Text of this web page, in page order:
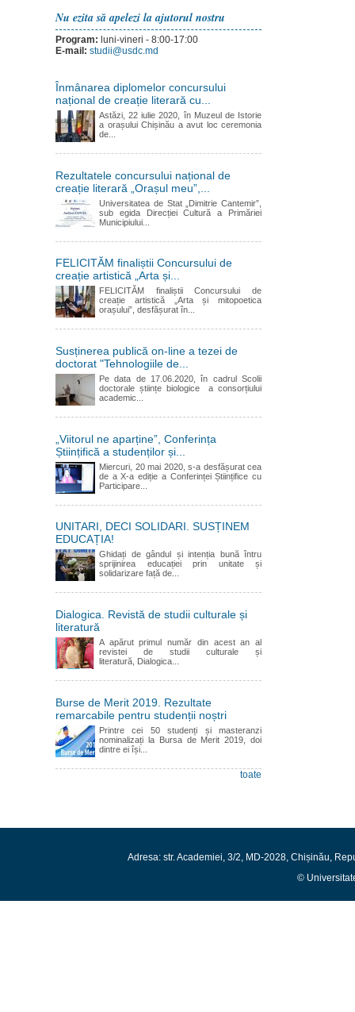
Nu ezita să apelezi la ajutorul nostru
Program: luni-vineri - 8:00-17:00
E-mail: studii@usdc.md
Înmânarea diplomelor concursului
național de creație literară cu...
Astăzi, 22 iulie 2020, în Muzeul de Istorie
a orașului Chișinău a avut loc ceremonia
de...
Rezultatele concursului național de
creație literară „Orașul meu”,...
Universitatea de Stat „Dimitrie Cantemir”,
sub egida Direcției Cultură a Primăriei
Municipiului...
FELICITĂM finaliștii Concursului de
creație artistică „Arta și...
FELICITĂM finaliștii Concursului de
creație artistică „Arta și mitopoetica
orașului”, desfășurat în...
Susținerea publică on-line a tezei de
doctorat "Tehnologiile de...
Pe data de 17.06.2020, în cadrul Scolii
doctorale științe biologice a consorțiului
academic...
„Viitorul ne aparține”, Conferința
Științifică a studenților și...
Miercuri, 20 mai 2020, s-a desfășurat cea
de a X-a ediție a Conferinței Științifice cu
Participare...
UNITARI, DECI SOLIDARI. SUSȚINEM
EDUCAȚIA!
Ghidați de gândul și intenția bună întru
sprijinirea educației prin unitate și
solidarizare față de...
Dialogica. Revistă de studii culturale și
literatură
A apărut primul număr din acest an al
revistei de studii culturale și
literatură, Dialogica...
Burse de Merit 2019. Rezultate
remarcabile pentru studenții noștri
Printre cei 50 studenți și masteranzi
nominalizați la Bursa de Merit 2019, doi
dintre ei își...
toate
Adresa: str. Academiei, 3/2, MD-2028, Chișinău,
©